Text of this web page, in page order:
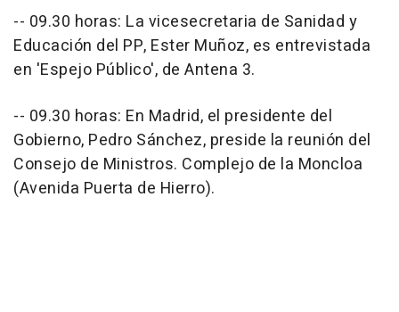
-- 09.30 horas: La vicesecretaria de Sanidad y
Educación del PP, Ester Muñoz, es entrevistada
en 'Espejo Público', de Antena 3.
-- 09.30 horas: En Madrid, el presidente del
Gobierno, Pedro Sánchez, preside la reunión del
Consejo de Ministros. Complejo de la Moncloa
(Avenida Puerta de Hierro).